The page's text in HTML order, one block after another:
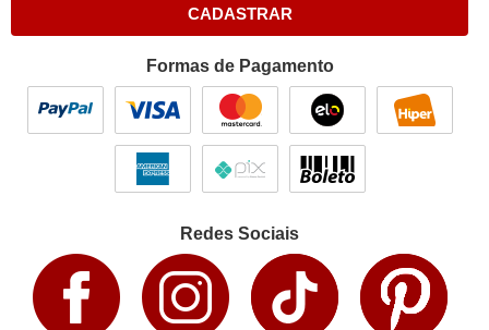
CADASTRAR
Formas de Pagamento
Redes Sociais